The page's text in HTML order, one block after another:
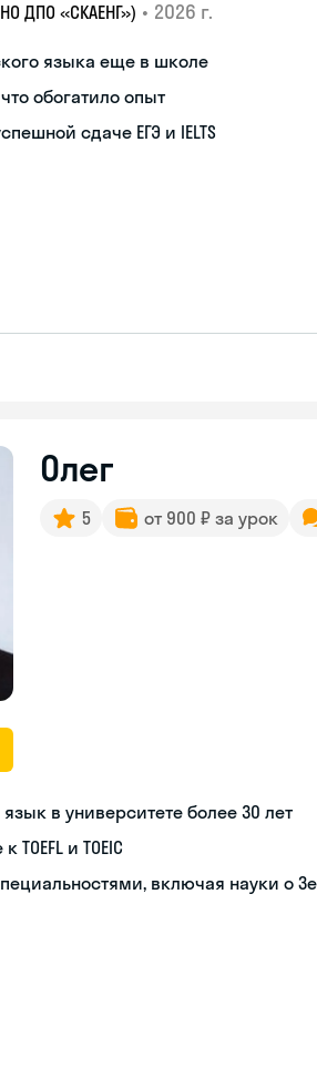
ДПО «СКАЕНГ») • 2026 г.
языка еще в школе
обогатило опыт
сдаче ЕГЭ и IELTS
Олег
5 от 900 ₽ за урок
в университете более 30 лет
и TOEIC
включая науки о